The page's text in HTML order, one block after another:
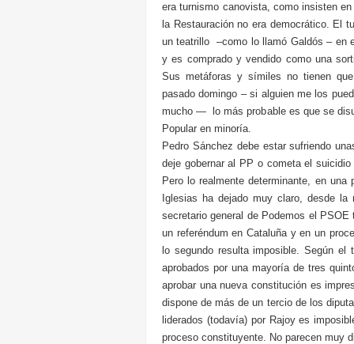
era turnismo canovista, como insisten
la Restauración no era democrático. El
un teatrillo –como lo llamó Galdós – en
y es comprado y vendido como una
Sus metáforas y símiles no tienen
pasado domingo – si alguien me los
mucho — lo más probable es que se
Popular en minoría.
Pedro Sánchez debe estar sufriendo
deje gobernar al PP o cometa el
Pero lo realmente determinante, en
Iglesias ha dejado muy claro, desde
secretario general de Podemos el
un referéndum en Cataluña y en un
lo segundo resulta imposible. Según
aprobados por una mayoría de tres
aprobar una nueva constitución es
dispone de más de un tercio de los
liderados (todavía) por Rajoy es
proceso constituyente. No parecen muy